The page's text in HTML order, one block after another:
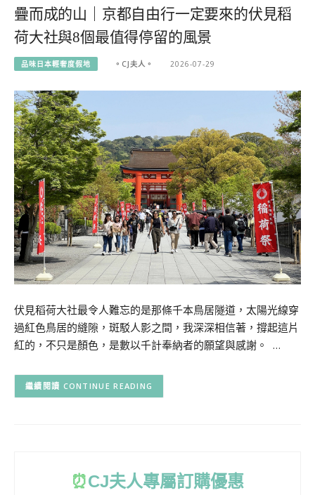
疊而成的山｜京都自由行一定要來的伏見稻
荷大社與8個最值得停留的風景
品味日本輕奢度假地 。CJ夫人。 2026-07-29
伏見稻荷大社最令人難忘的是那條千本鳥居隧道，太陽光線穿
過紅色鳥居的縫隙，斑駁人影之間，我深深相信著，撐起這片
紅的，不只是顏色，是數以千計奉納者的願望與感謝。 …
CONTINUE READING
⏰CJ夫人專屬訂購優惠